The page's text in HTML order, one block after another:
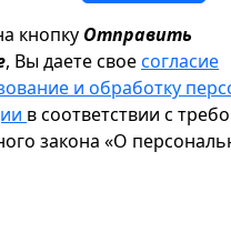
кнопку Отправить
, Вы даете своесогласие
и обработку
в соответствии с
закона «О